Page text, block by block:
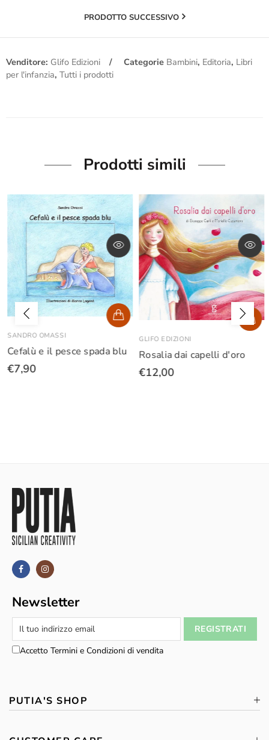
PRODOTTO SUCCESSIVO
Venditore: Glifo Edizioni Categorie Bambini, Editoria, Libri
per l'infanzia, Tutti i prodotti
Prodotti simili
SANDRO OMASSI
Cefalù e il pesce spada blu
€7,90
GLIFO EDIZIONI
Rosalia dai capelli d'oro
€12,00
Newsletter
Accetto Termini e Condizioni di vendita
PUTIA'S SHOP